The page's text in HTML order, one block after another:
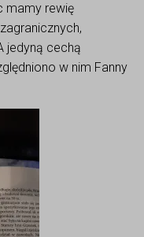
mamy rewię
jedyną cechą
w nim Fanny